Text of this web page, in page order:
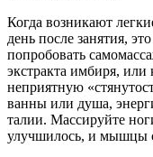
Когда возникают
день после занятия,
попробовать
экстракта имбиря, или
неприятную
ванны или душа,
талии. Массируйте
улучшилось, и мышцы